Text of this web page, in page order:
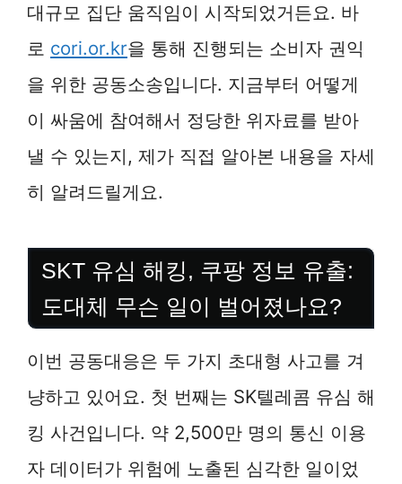
대규모 집단 움직임이 시작되었거든요. 바
로 cori.or.kr을 통해 진행되는 소비자 권익
을 위한 공동소송입니다. 지금부터 어떻게
이 싸움에 참여해서 정당한 위자료를 받아
낼 수 있는지, 제가 직접 알아본 내용을 자세
히 알려드릴게요.
SKT 유심 해킹, 쿠팡 정보 유출:
도대체 무슨 일이 벌어졌나요?
이번 공동대응은 두 가지 초대형 사고를 겨
냥하고 있어요. 첫 번째는 SK텔레콤 유심 해
킹 사건입니다. 약 2,500만 명의 통신 이용
자 데이터가 위험에 노출된 심각한 일이었